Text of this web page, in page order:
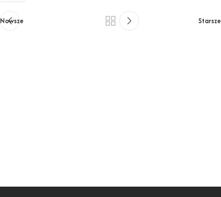
Nowsze Starsze